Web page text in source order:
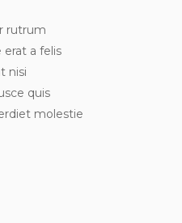
rutrum
a felis
nisi
quis
molestie